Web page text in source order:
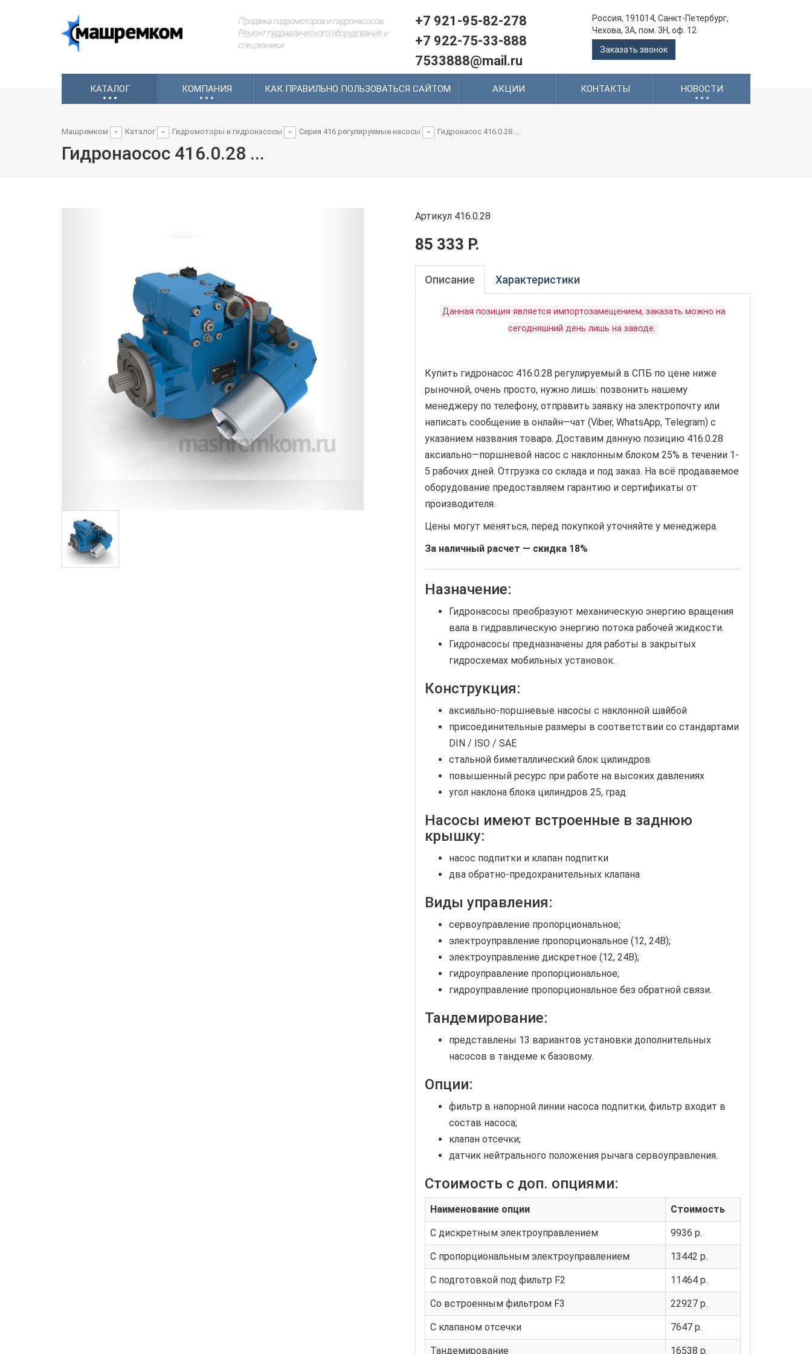
Продажа гидромоторов и гидронасосов.
Ремонт гидравлического оборудования и
спецтехники.
+7 921-95-82-278
+7 922-75-33-888
7533888@mail.ru
Россия, 191014, Санкт-Петербург,
Чехова, 3А, пом. 3Н, оф. 12
Заказать звонок
КАТАЛОГ
... КОМПАНИЯ
... КАК ПРАВИЛЬНО ПОЛЬЗОВАТЬСЯ САЙТОМ АКЦИИ КОНТАКТЫ НОВОСТИ
...
Гидронаосос 416.0.28 ...
Машремком Каталог Гидромоторы и гидронасосы Серия 416 регулируемые насосы Гидронасос 416.0.28 ...
Артикул 416.0.28
85 333 Р.
Описание Характеристики
Данная позиция является импортозамещением, заказать можно на
сегодняшний день лишь на заводе.
Купить гидронасос 416.0.28 регулируемый в СПБ по цене ниже
рыночной, очень просто, нужно лишь: позвонить нашему
менеджеру по телефону, отправить заявку на электропочту или
написать сообщение в онлайн—чат (Viber, WhatsApp, Telegram) с
указанием названия товара. Доставим данную позицию 416.0.28
аксиально—поршневой насос с наклонным блоком 25% в течении 1-
5 рабочих дней. Отгрузка со склада и под заказ. На всё продаваемое
оборудование предоставляем гарантию и сертификаты от
производителя.
Цены могут меняться, перед покупкой уточняйте у менеджера.
За наличный расчет — скидка 18%
Назначение:
Гидронасосы преобразуют механическую энергию вращения
вала в гидравлическую энергию потока рабочей жидкости.
Гидронасосы предназначены для работы в закрытых
гидросхемах мобильных установок.
Конструкция:
аксиально-поршневые насосы с наклонной шайбой
присоединительные размеры в соответствии со стандартами
DIN / ISO / SAE
стальной биметаллический блок цилиндров
повышенный ресурс при работе на высоких давлениях
угол наклона блока цилиндров 25, град
Насосы имеют встроенные в заднюю
крышку:
насос подпитки и клапан подпитки
два обратно-предохранительных клапана
Виды управления:
сервоуправление пропорциональное;
электроуправление пропорциональное (12, 24В);
электроуправление дискретное (12, 24В);
гидроуправление пропорциональное;
гидроуправление пропорциональное без обратной связи.
Тандемирование:
представлены 13 вариантов установки дополнительных
насосов в тандеме к базовому.
Опции:
фильтр в напорной линии насоса подпитки, фильтр входит в
состав насоса;
клапан отсечки;
датчик нейтрального положения рычага сервоуправления.
Стоимость с доп. опциями:
Наименование опции Стоимость
С дискретным электроуправлением 9936 р.
С пропорциональным электроуправлением 13442 р.
С подготовкой под фильтр F2 11464 р.
Со встроенным фильтром F3 22927 р.
С клапаном отсечки 7647 р.
Тандемирование 16538 р.